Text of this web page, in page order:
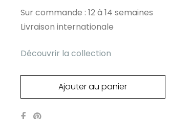
Sur commande : 12 à 14 semaines
Livraison internationale
Découvrir la collection
Ajouter au panier